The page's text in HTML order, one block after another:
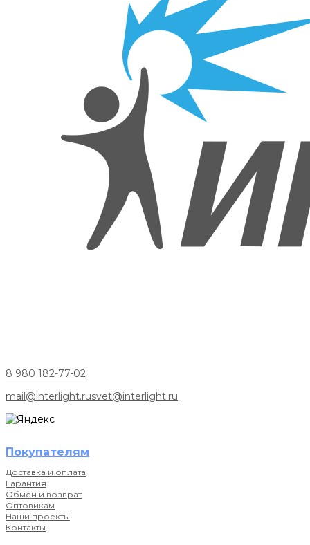
8 980 182-77-02
mail@interlight.rusvet@interlight.ru
Покупателям
Доставка и оплата
Гарантия
Обмен и возврат
Оптовикам
Наши проекты
Контакты